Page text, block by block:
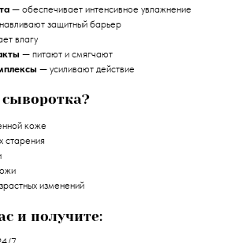
— обеспечивает интенсивное увлажнение
защитный барьер
влагу
— питают и смягчают
— усиливают действие
коже
старения
изменений
и получите: